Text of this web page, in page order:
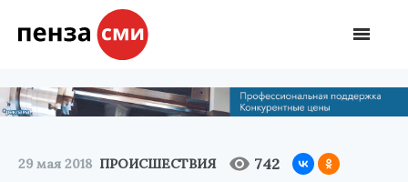
29 мая 2018 ПРОИСШЕСТВИЯ 742